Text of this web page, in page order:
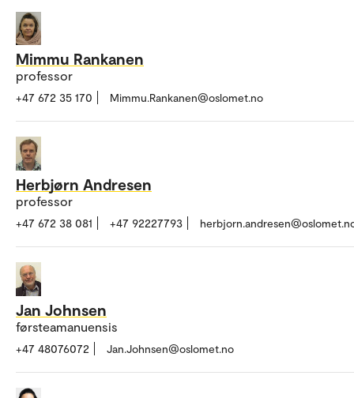
Mimmu Rankanen
professor
+47 672 35 170 Mimmu.Rankanen@oslomet.no
Herbjørn Andresen
professor
+47 672 38 081 +47 92227793
Jan Johnsen
førsteamanuensis
+47 48076072 Jan.Johnsen@oslomet.no